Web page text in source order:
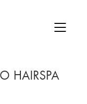
HAIRSPA